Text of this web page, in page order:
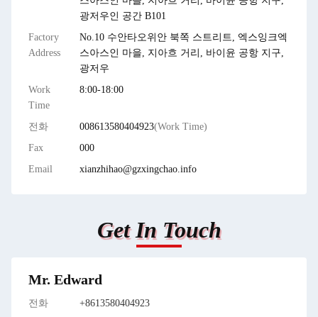
광저우인 공간 B101
Factory
Address
No.10 수안타오위안 북쪽 스트리트, 엑스잉크엑
스아스인 마을, 지아흐 거리, 바이윤 공항 지구,
광저우
Work
Time
8:00-18:00
전화 008613580404923(Work Time)
Fax
000
Email
xianzhihao@gzxingchao.info
Get In Touch
Mr. Edward
전화
+8613580404923